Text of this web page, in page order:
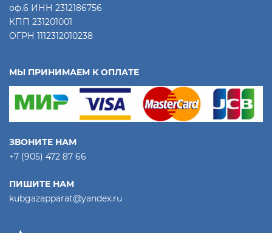
МЫ ПРИНИМАЕМ К ОПЛАТЕ
ЗВОНИТЕ НАМ
+7 (905) 472 87 66
ПИШИТЕ НАМ
kubgazapparat@yandex.ru
оф.6 ИНН 2312186756
КПП 231201001
ОГРН 1112312010238